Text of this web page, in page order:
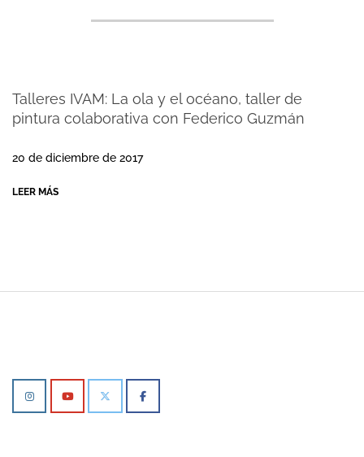
Talleres IVAM: La ola y el océano, taller de
pintura colaborativa con Federico Guzmán
12-
20 de diciembre de 2017
LEER MÁS